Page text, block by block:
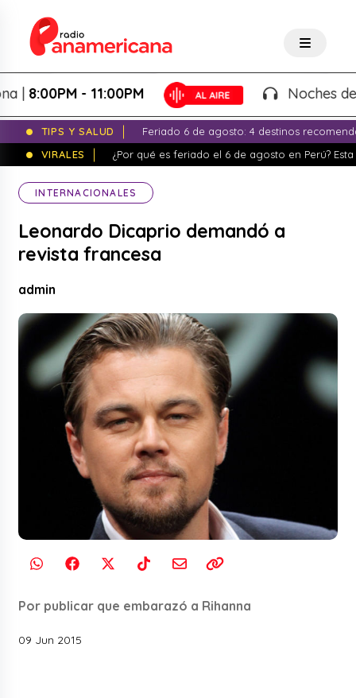
- 11:00PM Noches de
TIPS Y SALUD
Feriado 6 de agosto: 4 destinos
VIRALES
¿Por qué es feriado el 6 de agosto en Perú?
INTERNACIONALES
Leonardo Dicaprio demandó a
revista francesa
admin
Por publicar que embarazó a Rihanna
09 Jun 2015